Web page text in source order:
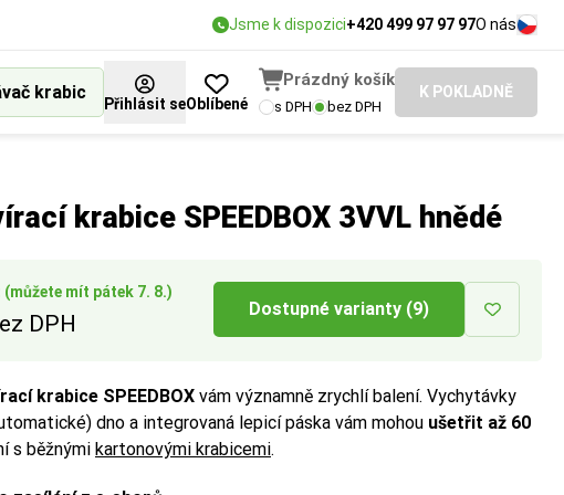
Jsme k dispozici+420 499 97 97 97O nás
krabic
Přihlásit seOblíbené
Prázdný košík
s DPH bez DPH
K POKLADNĚ
krabice SPEEDBOX 3VVL hnědé
mít pátek 7. 8.)
DPH
Dostupné varianty (9)
krabice SPEEDBOX vám významně zrychlí balení. Vychytávky
dno a integrovaná lepicí páska vám mohou ušetřit až 60
s běžnými kartonovými krabicemi.
a expedice.